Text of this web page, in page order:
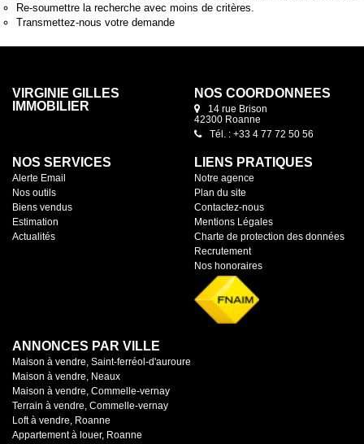
Re-soumettre la recherche avec moins de critères.
Transmettez-nous votre demande
VIRGINIE GILLES
IMMOBILIER
NOS COORDONNÉES
14 rue Brison
42300 Roanne
Tél. : +33 4 77 72 50 56
NOS SERVICES
Alerte Email
Nos outils
Biens vendus
Estimation
Actualités
LIENS PRATIQUES
Notre agence
Plan du site
Contactez-nous
Mentions Légales
Charte de protection des données
Recrutement
Nos honoraires
ANNONCES PAR VILLE
Maison à vendre, Saint-ferréol-d'auroure
Maison à vendre, Neaux
Maison à vendre, Commelle-vernay
Terrain à vendre, Commelle-vernay
Loft à vendre, Roanne
Appartement à louer, Roanne